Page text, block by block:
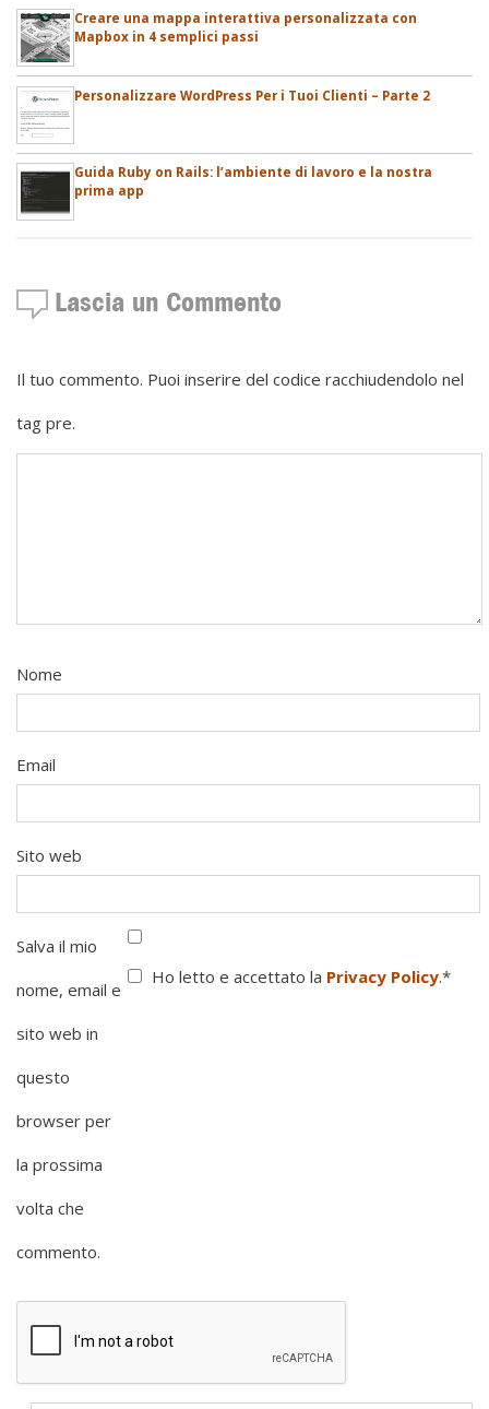
Creare una mappa interattiva personalizzata con
Mapbox in 4 semplici passi
Personalizzare WordPress Per i Tuoi Clienti – Parte 2
Guida Ruby on Rails: l’ambiente di lavoro e la nostra
prima app
Lascia un Commento
Il tuo commento. Puoi inserire del codice racchiudendolo nel
tag pre.
Nome
Email
Sito web
Salva il mio
nome, email e
sito web in
questo
browser per
la prossima
volta che
commento.
Ho letto e accettato la Privacy Policy.*